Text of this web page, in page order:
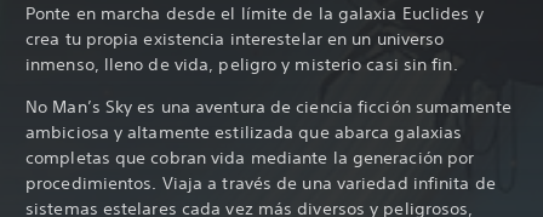
Ponte en marcha desde el límite de la galaxia Euclides y
crea tu propia existencia interestelar en un universo
inmenso, lleno de vida, peligro y misterio casi sin fin.
No Man’s Sky es una aventura de ciencia ficción sumamente
ambiciosa y altamente estilizada que abarca galaxias
completas que cobran vida mediante la generación por
procedimientos. Viaja a través de una variedad infinita de
sistemas estelares cada vez más diversos y peligrosos,